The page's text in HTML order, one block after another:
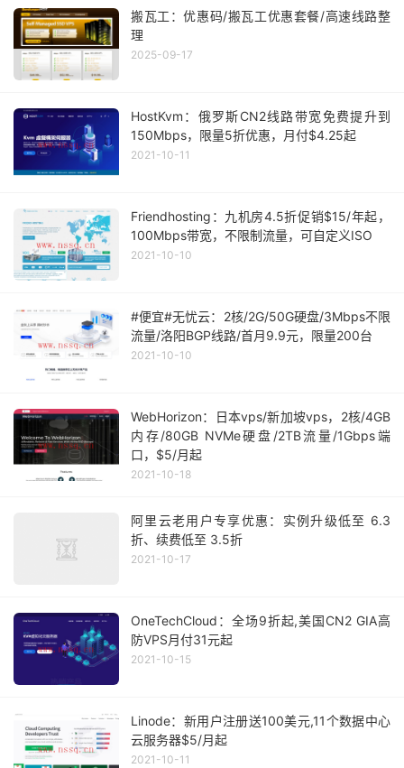
搬瓦工：优惠码/搬瓦工优惠套餐/高速线路整
理
2025-09-17
HostKvm：俄罗斯CN2线路带宽免费提升到
150Mbps，限量5折优惠，月付$4.25起
2021-10-11
Friendhosting：九机房4.5折促销$15/年起，
100Mbps带宽，不限制流量，可自定义ISO
2021-10-10
#便宜#无忧云：2核/2G/50G硬盘/3Mbps不限
流量/洛阳BGP线路/首月9.9元，限量200台
2021-10-10
WebHorizon：日本vps/新加坡vps，2核/4GB
内存/80GB NVMe硬盘/2TB流量/1Gbps端
口，$5/月起
2021-10-18
阿里云老用户专享优惠：实例升级低至 6.3
折、续费低至 3.5折
2021-10-17
OneTechCloud：全场9折起,美国CN2 GIA高
防VPS月付31元起
2021-10-15
Linode：新用户注册送100美元,11个数据中心
云服务器$5/月起
2021-10-11